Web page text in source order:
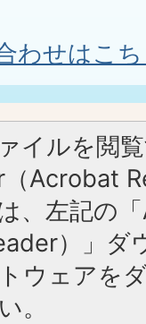
わせはこ
イルを閲
（Acrobat
、左記の
）」ダ
ウェアを
。